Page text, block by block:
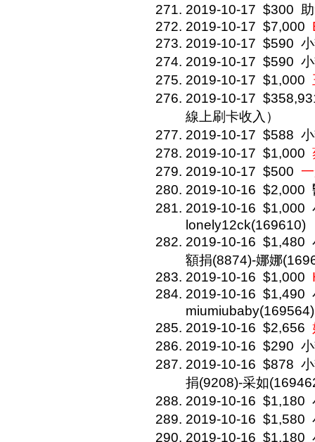
2019-10-17 $300
2019-10-17 $7,000
2019-10-17 $590
2019-10-17 $590
2019-10-17 $1,000
2019-10-17
線上刷卡收入）
2019-10-17 $588
2019-10-17 $1,000
2019-10-17 $500
2019-10-16 $2,000
2019-10-16 $1,000
lonely12ck(169610)
2019-10-16 $1,480
額捐(8874)-娜娜
2019-10-16 $1,000
2019-10-16 $1,490
miumiubaby(169564)
2019-10-16 $2,656
2019-10-16 $290
2019-10-16 $878
捐(9208)-采如
2019-10-16 $1,180
2019-10-16 $1,580
2019-10-16 $1,180